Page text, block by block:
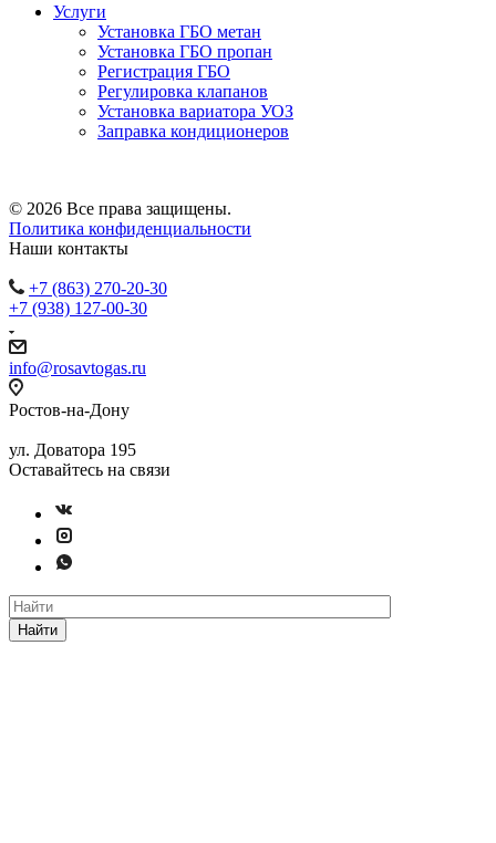
Услуги
Установка ГБО метан
Установка ГБО пропан
Регистрация ГБО
Регулировка клапанов
Установка вариатора УОЗ
Заправка кондиционеров
© 2026 Все права защищены.
Политика конфиденциальности
Наши контакты
+7 (863) 270-20-30
+7 (938) 127-00-30
info@rosavtogas.ru
Ростов-на-Дону
ул. Доватора 195
Оставайтесь на связи
Найти